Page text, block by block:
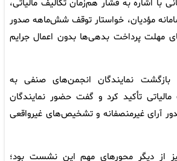
با اشاره به فشار هم‌زمان تکالیف مالیاتی،
سامانه مؤدیان، خواستار توقف شش‌ماهه صدور
مهلت پرداخت بدهی‌ها بدون اعمال جرایم
نمایندگان انجمن‌های صنفی به
تأکید کرد و گفت حضور نمایندگان
آرای غیرمنصفانه و تشخیص‌های غیرواقعی
از دیگر محورهای مهم این نشست بود؛